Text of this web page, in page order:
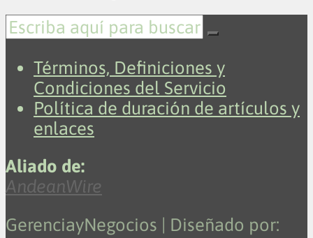
Términos, Definiciones y
Condiciones del Servicio
Política de duración de artículos y
enlaces
Aliado de:
AndeanWire
GerenciayNegocios | Diseñado por: